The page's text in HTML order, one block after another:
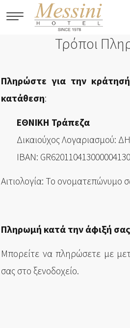
Παράκαμψη προς το κυρίως περιεχόμενο
Τρόποι
Πληρώστε για την
κατάθεση:
ΕΘΝΙΚΗ Τράπεζα
Δικαιούχος Λογαριασμού:
IBAN:
Αιτιολογία: Το ονοματεπώνυμο
Πληρωμή κατά την άφιξή σας
Μπορείτε να πληρώσετε με
σας στο ξενοδοχείο.